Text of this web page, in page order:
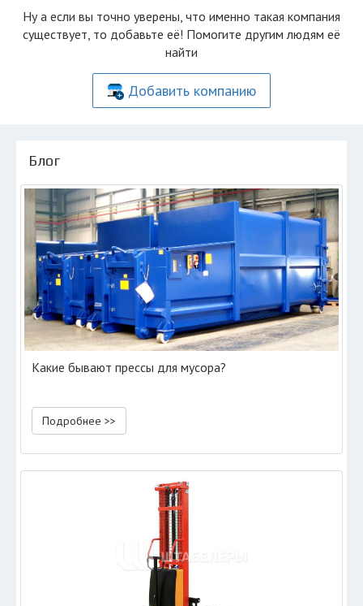
Ну а если вы точно уверены, что именно такая компания
существует, то добавьте её! Помогите другим людям её
найти
Добавить компанию
Блог
Какие бывают прессы для мусора?
Подробнее >>